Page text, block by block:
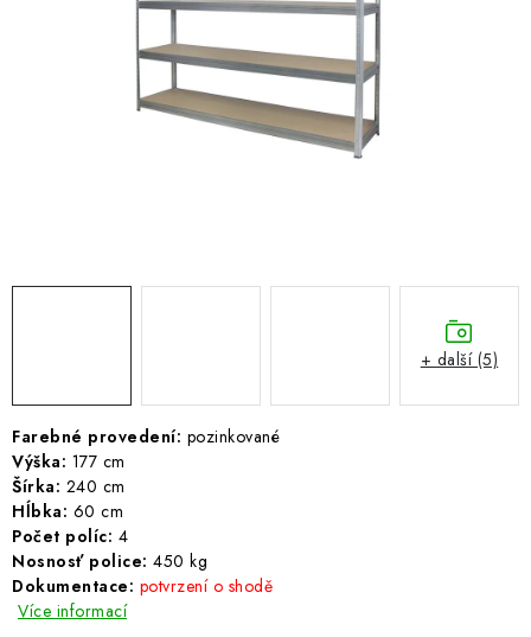
PARKOVACÍ BLOKÁDY
NAPIŠTE NÁM
KONTAKTY
BLOG
Kontakty Hodnocení obchodu
Farebné provedení: pozinkované
Výška: 177 cm
Šírka: 240 cm
Hĺbka: 60 cm
Počet políc: 4
Nosnosť police: 450 kg
Dokumentace: potvrzení o shodě
Více informací
+ další (5)